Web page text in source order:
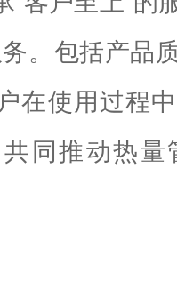
。包括产品
在使用过程
同推动热